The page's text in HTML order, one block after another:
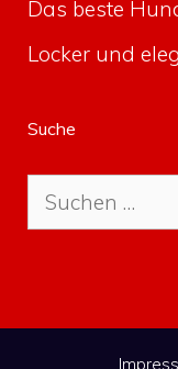
Das beste
Locker und
Suche
Suche
nach: